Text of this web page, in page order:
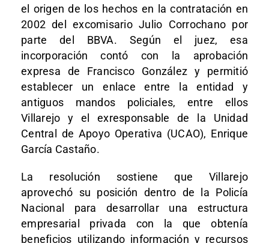
el origen de los hechos en la contratación en
2002 del excomisario Julio Corrochano por
parte del BBVA. Según el juez, esa
incorporación contó con la aprobación
expresa de Francisco González y permitió
establecer un enlace entre la entidad y
antiguos mandos policiales, entre ellos
Villarejo y el exresponsable de la Unidad
Central de Apoyo Operativa (UCAO), Enrique
García Castaño.
La resolución sostiene que Villarejo
aprovechó su posición dentro de la Policía
Nacional para desarrollar una estructura
empresarial privada con la que obtenía
beneficios utilizando información y recursos